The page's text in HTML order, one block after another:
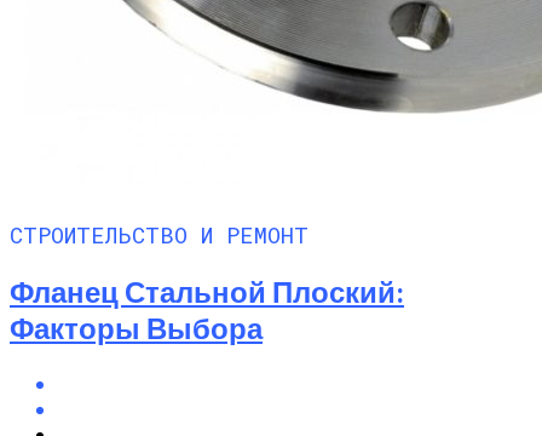
СТРОИТЕЛЬСТВО И РЕМОНТ
Фланец Стальной Плоский:
Факторы Выбора